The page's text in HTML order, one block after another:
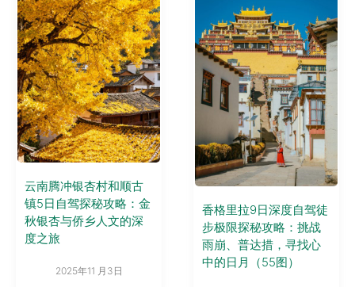
云南腾冲银杏村和顺古
镇5日自驾探秘攻略：金
秋银杏与侨乡人文的深
度之旅
2025年11 月3日
香格里拉9日深度自驾徒
步极限探秘攻略：挑战
雨崩、普达措，寻找心
中的日月（55图）